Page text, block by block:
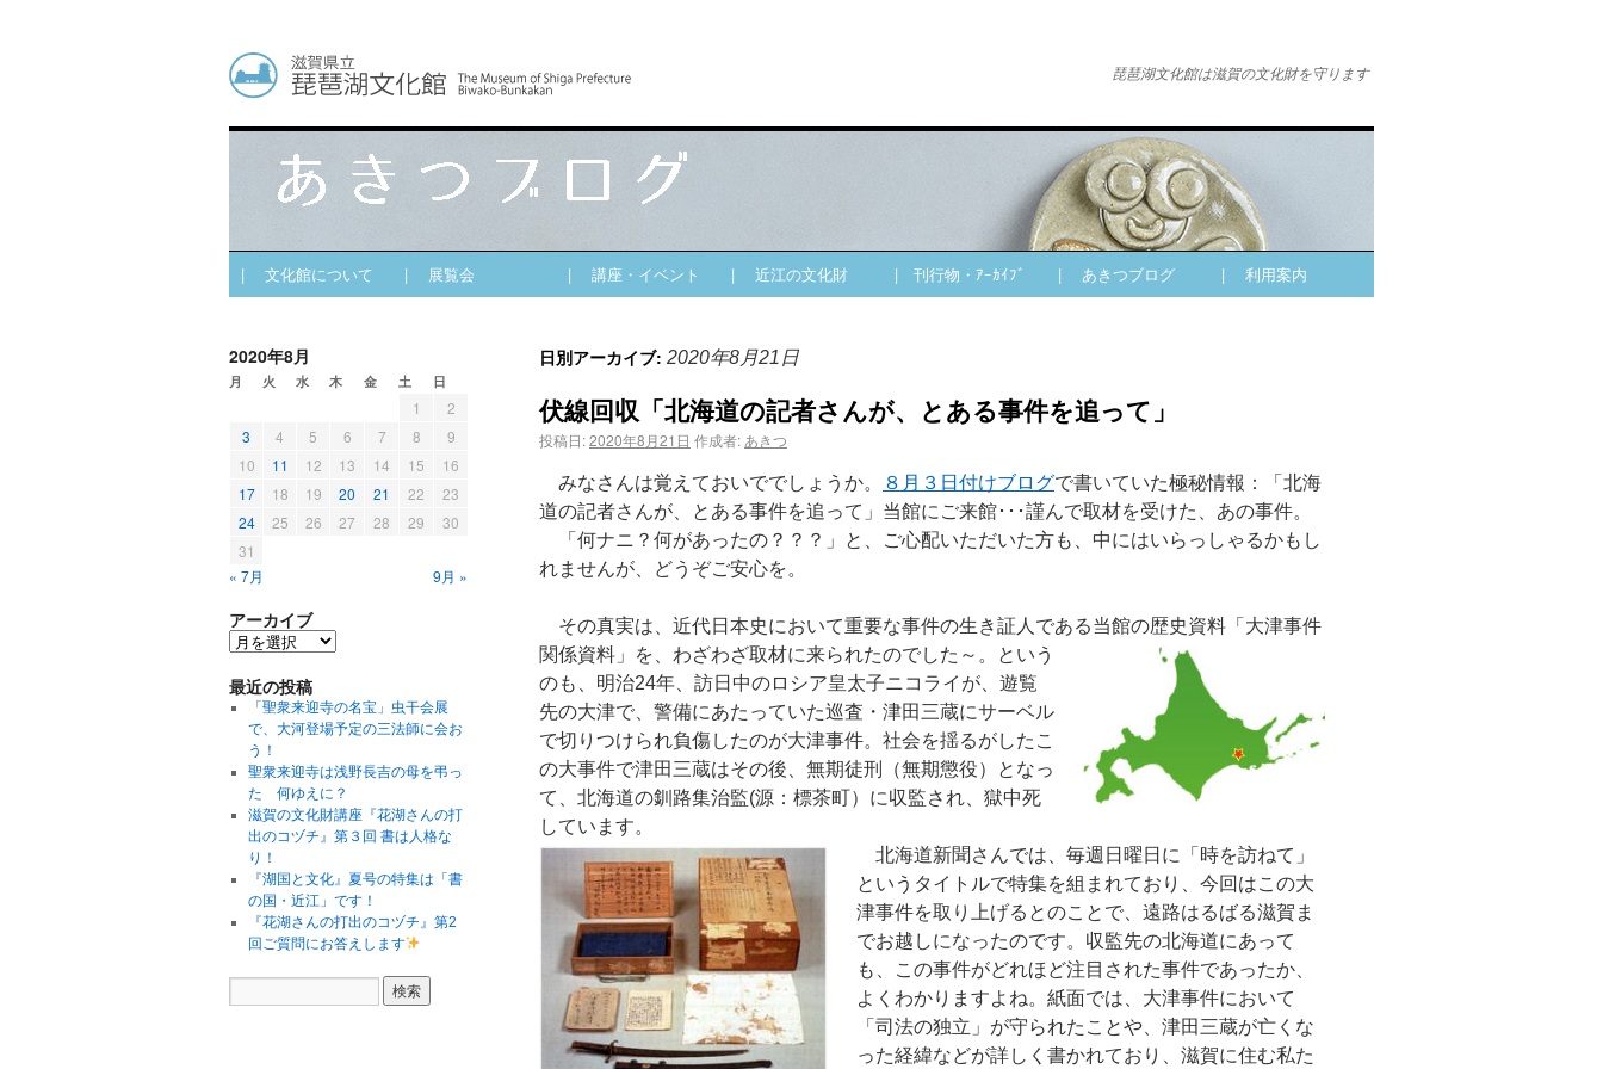
琵琶湖文化館は滋賀の文化財を守ります
| 文化館について | 展覧会 | 講座・イベント | 近江の文化財 | 刊行物・ｱｰｶｲﾌﾞ | あきつブログ | 利用案内
日別アーカイブ: 2020年8月21日
伏線回収「北海道の記者さんが、とある事件を追って」
投稿日:2020年8月21日 作成者: あきつ
みなさんは覚えておいででしょうか。 ８月３日付けブログで書いていた極秘情報：「北海
道の記者さんが、とある事件を追って」当館にご来館･･･謹んで取材を受けた、あの事件。
「何ナニ？何があったの？？？」と、ご心配いただいた方も、中にはいらっしゃるかもし
れませんが、どうぞご安心を。
その真実は、近代日本史において重要な事件の生き証人である当館の歴史資料「大津事件
関係資料」を、わざわざ取材に来られたのでした～。
という
のも、明治24年、訪日中のロシア皇太子ニコライが、遊覧
先の大津で、警備にあたっていた巡査・津田三蔵にサーベル
で切りつけられ負傷したのが大津事件。社会を揺るがしたこ
の大事件で津田三蔵はその後、無期徒刑（無期懲役）となっ
て、北海道の釧路集治監(源：標茶町）に収監され、獄中死
しています。
北海道新聞さんでは、毎週日曜日に「時を訪ねて」
というタイトルで特集を組まれており、今回はこの大
津事件を取り上げるとのことで、遠路はるばる滋賀ま
でお越しになったのです。収監先の北海道にあって
も、この事件がどれほど注目された事件であったか、
よくわかりますよね。紙面では、大津事件において
「司法の独立」が守られたことや、津田三蔵が亡くな
った経緯などが詳しく書かれており、滋賀に住む私た
2020年8月
月 火 水 木 金 土 日
« 7月 9月 »
1
2
3
4 5 6 7 8
9
10
11 12 13 14 15
16
17
18 19 20 21 22
23
24
25 26 27 28 29
30
31
アーカイブ
最近の投稿
「聖衆来迎寺の名宝」虫干会展
で、大河登場予定の三法師に会お
う！
聖衆来迎寺は浅野長吉の母を弔っ
た 何ゆえに？
滋賀の文化財講座『花湖さんの打
出のコヅチ』第３回 書は人格な
り！
『湖国と文化』夏号の特集は「書
の国・近江」です！
『花湖さんの打出のコヅチ』第2
回ご質問にお答えします